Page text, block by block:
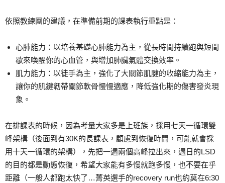
依照教練團的建議，在準備前期的課表執行重點是：
心肺能力：以培養基礎心肺能力為主，從長時間持續跑與短間
歇來喚醒你的心血管，與增加肺臟氣體交換效率。
肌力能力：以徒手為主，強化了大關節肌腱的收縮能力為主，
讓你的肌鍵韌帶關節軟骨慢慢適應，降低強化期的傷害發炎現
象。
在排課表的時候，因為考量大家多是上班族，採用七天一循環雙
峰架構（後面到有30K的長課表，顧慮到恢復時間，可能就會採
用十天一循環的架構），先把一週兩個高峰拉出來，週日的LSD
的目的都是動態恢復，希望大家能有多慢就跑多慢，也不要在乎
距離（一般人都跑太快了…菁英選手的recovery run也約莫在6:30